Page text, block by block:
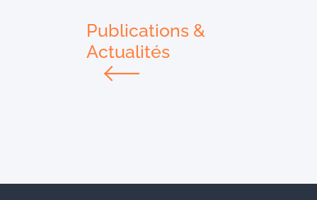
Publications &
Actualités